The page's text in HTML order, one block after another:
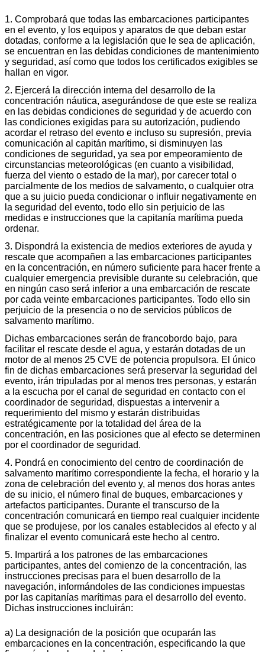
1. Comprobará que todas las embarcaciones participantes
en el evento, y los equipos y aparatos de que deban estar
dotadas, conforme a la legislación que le sea de aplicación,
se encuentran en las debidas condiciones de mantenimiento
y seguridad, así como que todos los certificados exigibles se
hallan en vigor.
2. Ejercerá la dirección interna del desarrollo de la
concentración náutica, asegurándose de que este se realiza
en las debidas condiciones de seguridad y de acuerdo con
las condiciones exigidas para su autorización, pudiendo
acordar el retraso del evento e incluso su supresión, previa
comunicación al capitán marítimo, si disminuyen las
condiciones de seguridad, ya sea por empeoramiento de
circunstancias meteorológicas (en cuanto a visibilidad,
fuerza del viento o estado de la mar), por carecer total o
parcialmente de los medios de salvamento, o cualquier otra
que a su juicio pueda condicionar o influir negativamente en
la seguridad del evento, todo ello sin perjuicio de las
medidas e instrucciones que la capitanía marítima pueda
ordenar.
3. Dispondrá la existencia de medios exteriores de ayuda y
rescate que acompañen a las embarcaciones participantes
en la concentración, en número suficiente para hacer frente a
cualquier emergencia previsible durante su celebración, que
en ningún caso será inferior a una embarcación de rescate
por cada veinte embarcaciones participantes. Todo ello sin
perjuicio de la presencia o no de servicios públicos de
salvamento marítimo.
Dichas embarcaciones serán de francobordo bajo, para
facilitar el rescate desde el agua, y estarán dotadas de un
motor de al menos 25 CVE de potencia propulsora. El único
fin de dichas embarcaciones será preservar la seguridad del
evento, irán tripuladas por al menos tres personas, y estarán
a la escucha por el canal de seguridad en contacto con el
coordinador de seguridad, dispuestas a intervenir a
requerimiento del mismo y estarán distribuidas
estratégicamente por la totalidad del área de la
concentración, en las posiciones que al efecto se determinen
por el coordinador de seguridad.
4. Pondrá en conocimiento del centro de coordinación de
salvamento marítimo correspondiente la fecha, el horario y la
zona de celebración del evento y, al menos dos horas antes
de su inicio, el número final de buques, embarcaciones y
artefactos participantes. Durante el transcurso de la
concentración comunicará en tiempo real cualquier incidente
que se produjese, por los canales establecidos al efecto y al
finalizar el evento comunicará este hecho al centro.
5. Impartirá a los patrones de las embarcaciones
participantes, antes del comienzo de la concentración, las
instrucciones precisas para el buen desarrollo de la
navegación, informándoles de las condiciones impuestas
por las capitanías marítimas para el desarrollo del evento.
Dichas instrucciones incluirán:
a) La designación de la posición que ocuparán las
embarcaciones en la concentración, especificando la que